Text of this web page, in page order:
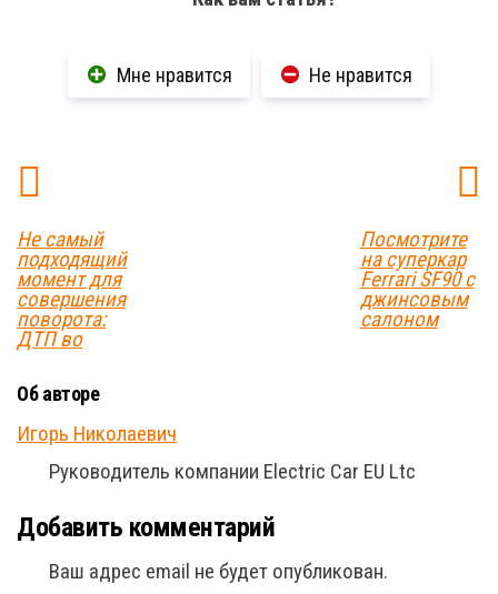
Мне нравится Не нравится
Не самый
подходящий
момент для
совершения
поворота:
ДТП во
Посмотрите
на суперкар
Ferrari SF90 с
джинсовым
салоном
Об авторе
Игорь Николаевич
Руководитель компании Electric Car EU Ltc
Добавить комментарий
Ваш адрес email не будет опубликован.